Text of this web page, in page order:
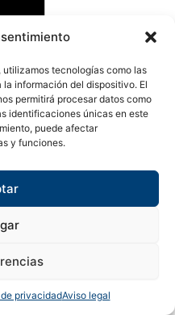
utilizamos tecnologías como las
información del dispositivo. El
permitirá procesar datos como
identificaciones únicas en este
puede afectar
y funciones.
privacidadAviso legal